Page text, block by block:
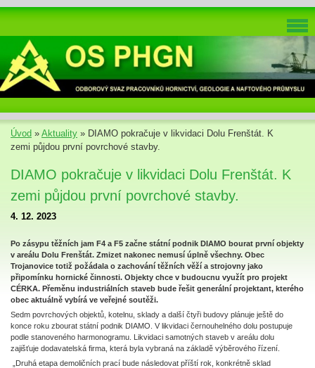
Úvod » Aktuality » DIAMO pokračuje v likvidaci Dolu Frenštát. K
zemi půjdou první povrchové stavby.
DIAMO pokračuje v likvidaci Dolu Frenštát. K
zemi půjdou první povrchové stavby.
4. 12. 2023
Po zásypu těžních jam F4 a F5 začne státní podnik DIAMO bourat první objekty
v areálu Dolu Frenštát. Zmizet nakonec nemusí úplně všechny. Obec
Trojanovice totiž požádala o zachování těžních věží a strojovny jako
připomínku hornické činnosti. Objekty chce v budoucnu využít pro projekt
CÉRKA. Přeměnu industriálních staveb bude řešit generální projektant, kterého
obec aktuálně vybírá ve veřejné soutěži.
Sedm povrchových objektů, kotelnu, sklady a další čtyři budovy plánuje ještě do
konce roku zbourat státní podnik DIAMO. V likvidaci černouhelného dolu postupuje
podle stanoveného harmonogramu. Likvidaci samotných staveb v areálu dolu
zajišťuje dodavatelská firma, která byla vybraná na základě výběrového řízení.
„Druhá etapa demoličních prací bude následovat příští rok, konkrétně sklad